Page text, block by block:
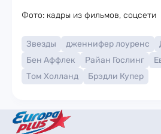
Фото: кадры из фильмов, соцсети
Звезды дженнифер лоуренс
Бен Аффлек
Райан Гослинг
Том Холланд
Брэдли Купер